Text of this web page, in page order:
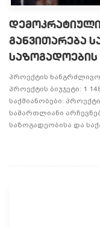
ᲓᲔᲛᲝᲙᲠᲐᲢᲘᲣᲚᲘ
ᲒᲐᲜᲕᲘᲗᲐᲠᲔᲑᲐ
პროექტის
პროექტის ბიუჯეტი: 1
საქმიანობები:
სამართლიანი
საზოგადეობისა და